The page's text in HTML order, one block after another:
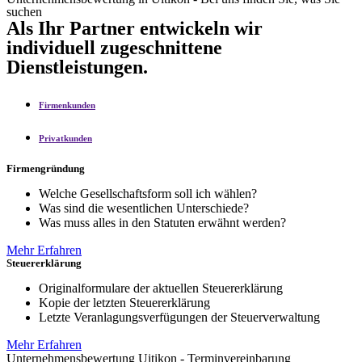
suchen
Als Ihr Partner entwickeln wir
individuell zugeschnittene
Dienstleistungen.
Firmenkunden
Privatkunden
Firmengründung
Welche Gesellschaftsform soll ich wählen?
Was sind die wesentlichen Unterschiede?
Was muss alles in den Statuten erwähnt werden?
Mehr Erfahren
Steuererklärung
Originalformulare der aktuellen Steuererklärung
Kopie der letzten Steuererklärung
Letzte Veranlagungsverfügungen der Steuerverwaltung
Mehr Erfahren
Unternehmensbewertung Uitikon - Terminvereinbarung